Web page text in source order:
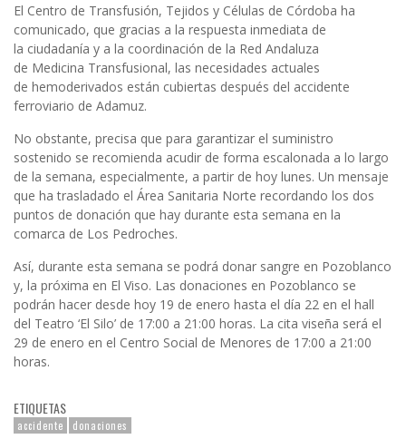
El Centro de Transfusión, Tejidos y Células de Córdoba ha
comunicado, que gracias a la respuesta inmediata de
la ciudadanía y a la coordinación de la Red Andaluza
de Medicina Transfusional, las necesidades actuales
de hemoderivados están cubiertas después del accidente
ferroviario de Adamuz.
No obstante, precisa que para garantizar el suministro
sostenido se recomienda acudir de forma escalonada a lo largo
de la semana, especialmente, a partir de hoy lunes. Un mensaje
que ha trasladado el Área Sanitaria Norte recordando los dos
puntos de donación que hay durante esta semana en la
comarca de Los Pedroches.
Así, durante esta semana se podrá donar sangre en Pozoblanco
y, la próxima en El Viso. Las donaciones en Pozoblanco se
podrán hacer desde hoy 19 de enero hasta el día 22 en el hall
del Teatro ‘El Silo’ de 17:00 a 21:00 horas. La cita viseña será el
29 de enero en el Centro Social de Menores de 17:00 a 21:00
horas.
ETIQUETAS
accidente donaciones